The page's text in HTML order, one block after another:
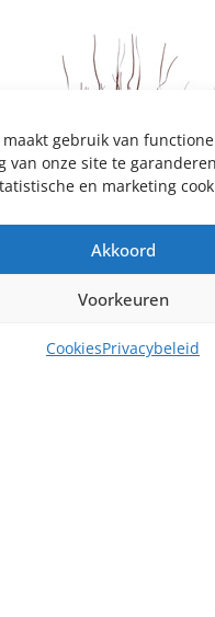
gebruik van
van onze site te
en marketing
Akkoord
Voorkeuren
CookiesPrivacybeleid